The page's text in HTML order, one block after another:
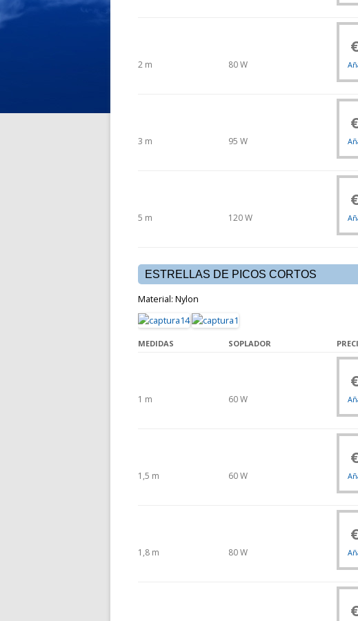
2 m 80 W
3 m 95 W
5 m 120 W
ESTRELLAS DE PICOS CORTOS
Material: Nylon
MEDIDAS SOPLADOR
1 m 60 W
1,5 m 60 W
1,8 m 80 W